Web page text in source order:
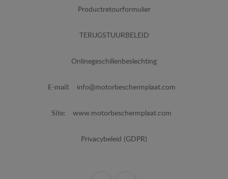
Productretourformulier
TERUGSTUURBELEID
Onlinegeschillenbeslechting
E-mail: info@motorbeschermplaat.com
Site: www.motorbeschermplaat.com
Privacybeleid (GDPR)